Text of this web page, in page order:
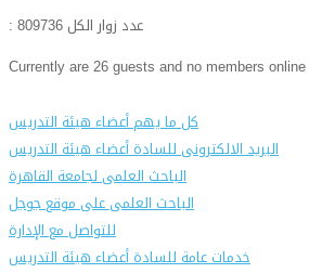
: عدد زوار الكل 809736
Currently are 26 guests and no members online
كل ما يهم أعضاء هيئة التدريس
البريد الالكترونى للسادة أعضاء هيئة التدريس
الباحث العلمى لجامعة القاهرة
الباحث العلمى على موقع جوجل
للتواصل مع الإدارة
خدمات عامة للسادة أعضاء هيئة التدريس